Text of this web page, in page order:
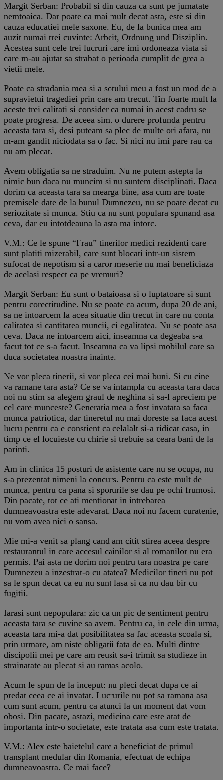
Margit Serban: Probabil si din cauza ca sunt pe jumatate
nemtoaica. Dar poate ca mai mult decat asta, este si din
cauza educatiei mele saxone. Eu, de la bunica mea am
auzit numai trei cuvinte: Arbeit, Ordnung und Disziplin.
Acestea sunt cele trei lucruri care imi ordoneaza viata si
care m-au ajutat sa strabat o perioada cumplit de grea a
vietii mele.
Poate ca stradania mea si a sotului meu a fost un mod de a
supravietui tragediei prin care am trecut. Tin foarte mult la
aceste trei calitati si consider ca numai in acest cadru se
poate progresa. De aceea simt o durere profunda pentru
aceasta tara si, desi puteam sa plec de multe ori afara, nu
m-am gandit niciodata sa o fac. Si nici nu imi pare rau ca
nu am plecat.
Avem obligatia sa ne straduim. Nu ne putem astepta la
nimic bun daca nu muncim si nu suntem disciplinati. Daca
dorim ca aceasta tara sa mearga bine, asa cum are toate
premisele date de la bunul Dumnezeu, nu se poate decat cu
seriozitate si munca. Stiu ca nu sunt populara spunand asa
ceva, dar eu intotdeauna la asta ma intorc.
V.M.: Ce le spune “Frau” tinerilor medici rezidenti care
sunt platiti mizerabil, care sunt blocati intr-un sistem
sufocat de nepotism si a caror meserie nu mai beneficiaza
de acelasi respect ca pe vremuri?
Margit Serban: Eu sunt o bataioasa si o luptatoare si sunt
pentru corectitudine. Nu se poate ca acum, dupa 20 de ani,
sa ne intoarcem la acea situatie din trecut in care nu conta
calitatea si cantitatea muncii, ci egalitatea. Nu se poate asa
ceva. Daca ne intoarcem aici, inseamna ca degeaba s-a
facut tot ce s-a facut. Inseamna ca va lipsi mobilul care sa
duca societatea noastra inainte.
Ne vor pleca tinerii, si vor pleca cei mai buni. Si cu cine
va ramane tara asta? Ce se va intampla cu aceasta tara daca
noi nu stim sa alegem graul de neghina si sa-l apreciem pe
cel care munceste? Generatia mea a fost invatata sa faca
munca patriotica, dar tineretul nu mai doreste sa faca acest
lucru pentru ca e constient ca celalalt si-a ridicat casa, in
timp ce el locuieste cu chirie si trebuie sa ceara bani de la
parinti.
Am in clinica 15 posturi de asistente care nu se ocupa, nu
s-a prezentat nimeni la concurs. Pentru ca este mult de
munca, pentru ca pana si sporurile se dau pe ochi frumosi.
Din pacate, tot ce ati mentionat in intrebarea
dumneavoastra este adevarat. Daca noi nu facem curatenie,
nu vom avea nici o sansa.
Mie mi-a venit sa plang cand am citit stirea aceea despre
restaurantul in care accesul cainilor si al romanilor nu era
permis. Pai asta ne dorim noi pentru tara noastra pe care
Dumnezeu a inzestrat-o cu atatea? Medicilor tineri nu pot
sa le spun decat ca eu nu sunt lasa si ca nu dau bir cu
fugitii.
Iarasi sunt nepopulara: zic ca un pic de sentiment pentru
aceasta tara se cuvine sa avem. Pentru ca, in cele din urma,
aceasta tara mi-a dat posibilitatea sa fac aceasta scoala si,
prin urmare, am niste obligatii fata de ea. Multi dintre
discipolii mei pe care am reusit sa-i trimit sa studieze in
strainatate au plecat si au ramas acolo.
Acum le spun de la inceput: nu pleci decat dupa ce ai
predat ceea ce ai invatat. Lucrurile nu pot sa ramana asa
cum sunt acum, pentru ca atunci la un moment dat vom
obosi. Din pacate, astazi, medicina care este atat de
importanta intr-o societate, este tratata asa cum este tratata.
V.M.: Alex este baietelul care a beneficiat de primul
transplant medular din Romania, efectuat de echipa
dumneavoastra. Ce mai face?